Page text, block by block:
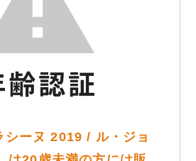
シーヌ 2019 / ル・ジョ